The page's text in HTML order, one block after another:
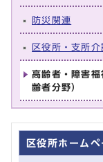
防災関連
区役所・支所
高齢者・障害
齢者分野）
区役所ホームペ